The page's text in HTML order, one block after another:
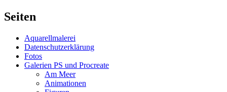
Seiten
Aquarellmalerei
Datenschutzerklärung
Fotos
Galerien PS und Procreate
Am Meer
Animationen